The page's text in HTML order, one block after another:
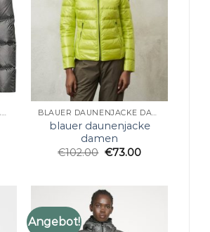
BLAUER DAUNENJACKE DAMEN BLAUER DAUNENJACKE DAMEN
blauer daunenjacke
damen
€102.00 €73.00
Angebot!